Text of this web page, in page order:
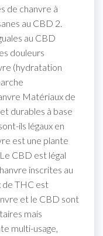
de chanvre à
au CBD 2.
au CBD
douleurs
(hydratation
Matériaux de
durables à base
ils légaux en
est une plante
CBD est légal
inscrites au
de THC est
et le CBD sont
mais
multi-usage,